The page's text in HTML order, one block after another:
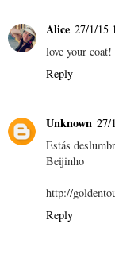
Alice 27/1/15
love your coat!
Reply
Unknown 27/
Estás
Beijinho
http://
Reply